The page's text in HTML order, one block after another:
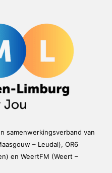
samenwerkingsverband van
– Leudal), OR6
en WeertFM (Weert –